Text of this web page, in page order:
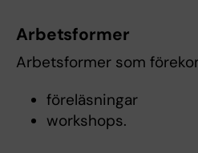
Arbetsformer
Arbetsformer som
föreläsningar
workshops.